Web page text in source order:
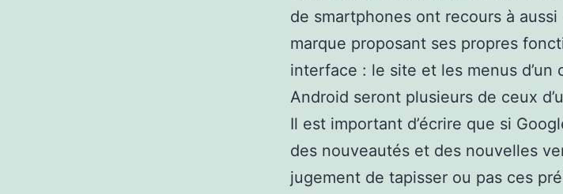
de smartphones ont recours à
marque proposant ses propres
interface : le site et les menus d’un
Android seront plusieurs de ceux
Il est important d’écrire que si
des nouveautés et des nouvelles
jugement de tapisser ou pas ces